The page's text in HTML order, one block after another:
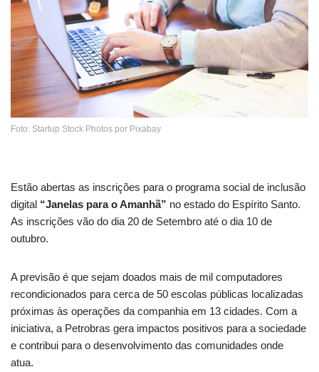
Foto: Startup Stock Photos por Pixabay
Estão abertas as inscrições para o programa social de inclusão
digital “Janelas para o Amanhã” no estado do Espírito Santo.
As inscrições vão do dia 20 de Setembro até o dia 10 de
outubro.
A previsão é que sejam doados mais de mil computadores
recondicionados para cerca de 50 escolas públicas localizadas
próximas às operações da companhia em 13 cidades. Com a
iniciativa, a Petrobras gera impactos positivos para a sociedade
e contribui para o desenvolvimento das comunidades onde
atua.